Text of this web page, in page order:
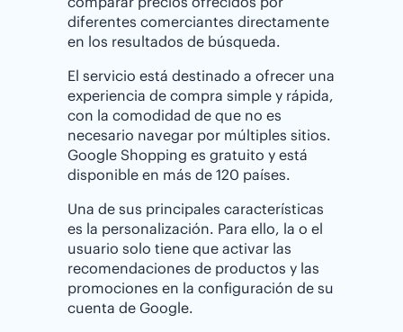
diferentes comerciantes directamente
en los resultados de búsqueda.
El servicio está destinado a ofrecer una
experiencia de compra simple y rápida,
con la comodidad de que no es
necesario navegar por múltiples sitios.
Google Shopping es gratuito y está
disponible en más de 120 países.
Una de sus principales características
es la personalización. Para ello, la o el
usuario solo tiene que activar las
recomendaciones de productos y las
promociones en la configuración de su
cuenta de Google.